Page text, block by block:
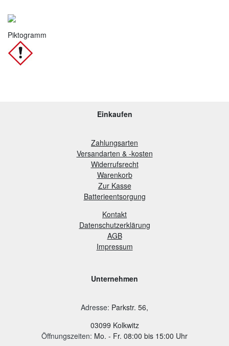
Piktogramm
Einkaufen
Zahlungsarten
Versandarten & -kosten
Widerrufsrecht
Warenkorb
Zur Kasse
Batterieentsorgung
Kontakt
Datenschutzerklärung
AGB
Impressum
Unternehmen
Adresse: Parkstr. 56,
03099 Kolkwitz
Öffnungszeiten: Mo. - Fr. 08:00 bis 15:00 Uhr